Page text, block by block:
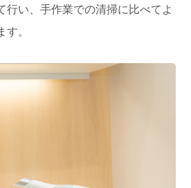
行い、手作業での清掃に比べてよ
。